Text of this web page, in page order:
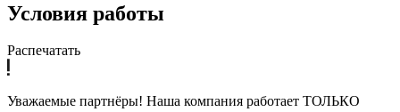
Условия работы
Распечатать
Уважаемые партнёры! Наша компания работает ТОЛЬКО